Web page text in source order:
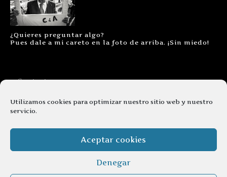
Utilizamos cookies para optimizar nuestro sitio web y nuestro
servicio.
Aceptar cookies
Denegar
¿Quieres preguntar algo?
Pues dale a mi careto en la foto de arriba. ¡Sin miedo!
Contacto
Aviso legal